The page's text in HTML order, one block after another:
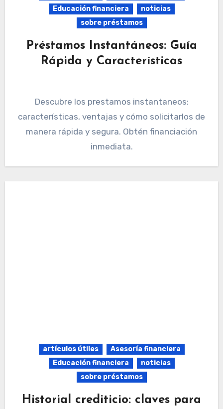
Educación financiera
noticias
sobre préstamos
Préstamos Instantáneos: Guía
Rápida y Características
Descubre los prestamos instantaneos:
características, ventajas y cómo solicitarlos de
manera rápida y segura. Obtén financiación
inmediata.
artículos útiles
Asesoría financiera
Educación financiera
noticias
sobre préstamos
Historial crediticio: claves para